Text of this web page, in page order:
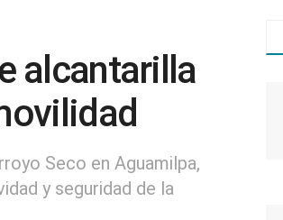
alcantarilla
Seco en Aguamilpa,
y seguridad de la